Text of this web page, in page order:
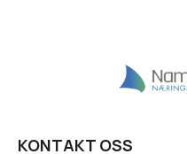
KONTAKT OSS